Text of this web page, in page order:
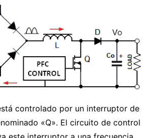
controlado por un interruptor de
«Q». El circuito de control